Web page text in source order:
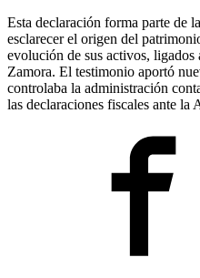
Esta declaración forma parte de
esclarecer el origen del
evolución de sus activos,
Zamora. El testimonio aportó
controlaba la administración
las declaraciones fiscales ante la